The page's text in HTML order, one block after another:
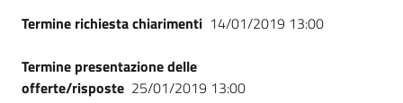
Termine richiesta chiarimenti 14/01/2019 13:00
Termine presentazione delle
offerte/risposte 25/01/2019 13:00